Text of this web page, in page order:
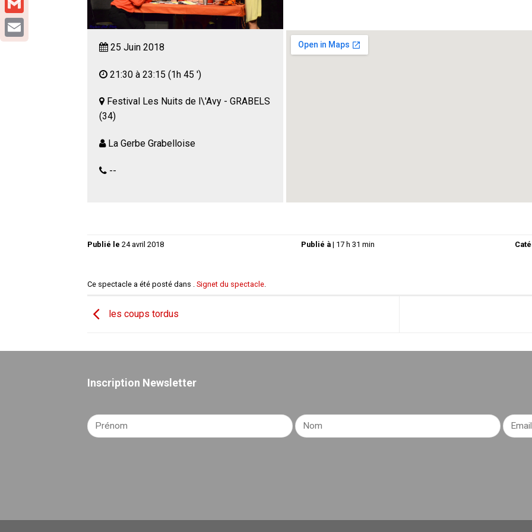
25 Juin 2018
21:30 à 23:15 (1h 45 ')
Festival Les Nuits de l\'Avy - GRABELS
(34)
La Gerbe Grabelloise
--
Publié le 24 avril 2018 Publié à | 17 h 31 min
Ce spectacle a été posté dans . Signet du spectacle
les coups tordus
Inscription Newsletter
Gmail